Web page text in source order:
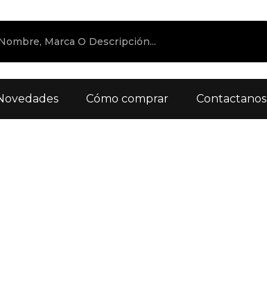
Cómo comprar Contactanos